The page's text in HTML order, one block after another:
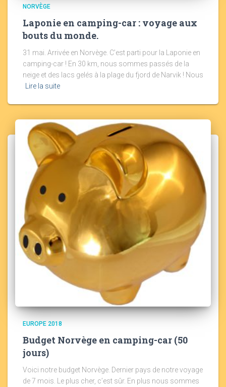
NORVÈGE
Laponie en camping-car : voyage aux
bouts du monde.
31 mai. Arrivée en Norvège. C’est parti pour la Laponie en
camping-car ! En 30 km, nous sommes passés de la
neige et des lacs gelés à la plage du fjord de Narvik ! Nous
Lire la suite
EUROPE 2018
Budget Norvège en camping-car (50
jours)
Voici notre budget Norvège. Dernier pays de notre voyage
de 7 mois. Le plus cher, c’est sûr. En plus nous sommes